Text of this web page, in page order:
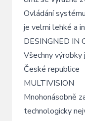
Ovládání
je velmi lehké a
DESINGNED IN
Všechny výrobky
České republice
MULTIVISION
Mnohonásobně
technologicky